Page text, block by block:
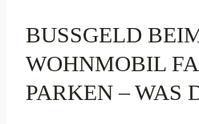
BUSSGELD BEIM
OHNMOBIL
ARKEN – WAS